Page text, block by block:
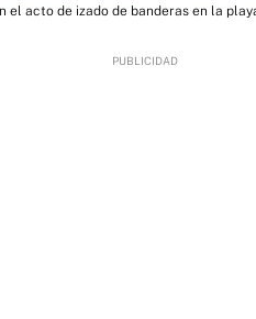
el acto de izado de banderas en la